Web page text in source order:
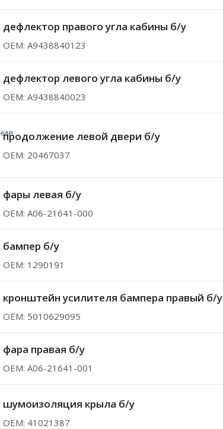
дефлектор правого угла кабины б/у
ОЕМ: A9438840123
дефлектор левого угла кабины б/у
ОЕМ: A9438840023
продолжение левой двери б/у
ОЕМ: 20467037
фары левая б/у
ОЕМ: A06-21641-000
бампер б/у
ОЕМ: 1290191
кронштейн усилителя бампера правый б/у
ОЕМ: 5010629095
фара правая б/у
ОЕМ: A06-21641-001
шумоизоляция крыла б/у
ОЕМ: 41021387